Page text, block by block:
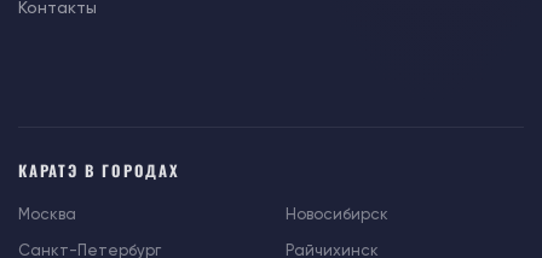
Контакты
КАРАТЭ В ГОРОДАХ
Москва
Санкт-Петербург
Новосибирск
Райчихинск